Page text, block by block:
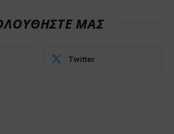
ΜΑΣ
Twitter